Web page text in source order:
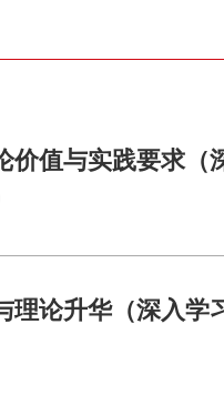
值与实践要求（
论升华（深入学